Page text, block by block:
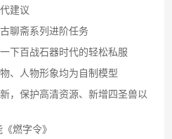
建议
聊斋系列进阶任务
下百战石器时代的轻松私服
、人物形象均为自制模型
，保护高清资源、新增四圣兽以
燃字令》